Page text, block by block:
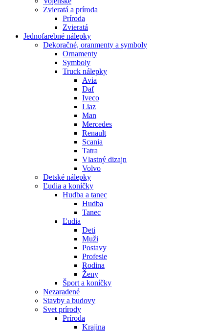
Zvieratá a príroda
Príroda
Zvieratá
Jednofarebné nálepky
Dekoračné, oranmenty a symboly
Ornamenty
Symboly
Truck nálepky
Avia
Daf
Iveco
Liaz
Man
Mercedes
Renault
Scania
Tatra
Vlastný dizajn
Volvo
Detské nálepky
Ľudia a koníčky
Hudba a tanec
Hudba
Tanec
Ľudia
Deti
Muži
Postavy
Profesie
Rodina
Ženy
Šport a koníčky
Nezaradené
Stavby a budovy
Svet prírody
Príroda
Krajina